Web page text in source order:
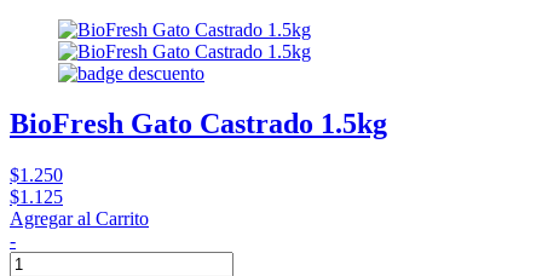
BioFresh Gato Castrado 1.5kg
$1.250
$1.125
Agregar al Carrito
-